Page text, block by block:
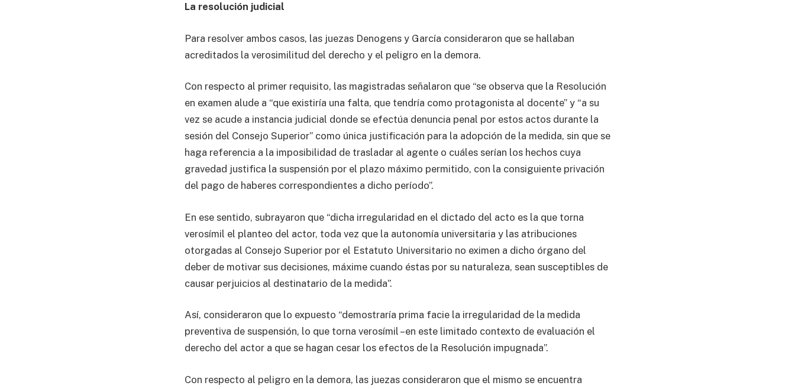
La resolución judicial
Para resolver ambos casos, las juezas Denogens y García consideraron que se hallaban
acreditados la verosimilitud del derecho y el peligro en la demora.
Con respecto al primer requisito, las magistradas señalaron que “se observa que la Resolución
en examen alude a “que existiría una falta, que tendría como protagonista al docente” y “a su
vez se acude a instancia judicial donde se efectúa denuncia penal por estos actos durante la
sesión del Consejo Superior” como única justificación para la adopción de la medida, sin que se
haga referencia a la imposibilidad de trasladar al agente o cuáles serían los hechos cuya
gravedad justifica la suspensión por el plazo máximo permitido, con la consiguiente privación
del pago de haberes correspondientes a dicho período”.
En ese sentido, subrayaron que “dicha irregularidad en el dictado del acto es la que torna
verosímil el planteo del actor, toda vez que la autonomía universitaria y las atribuciones
otorgadas al Consejo Superior por el Estatuto Universitario no eximen a dicho órgano del
deber de motivar sus decisiones, máxime cuando éstas por su naturaleza, sean susceptibles de
causar perjuicios al destinatario de la medida”.
Así, consideraron que lo expuesto “demostraría prima facie la irregularidad de la medida
preventiva de suspensión, lo que torna verosímil –en este limitado contexto de evaluación­ el
derecho del actor a que se hagan cesar los efectos de la Resolución impugnada”.
Con respecto al peligro en la demora, las juezas consideraron que el mismo se encuentra